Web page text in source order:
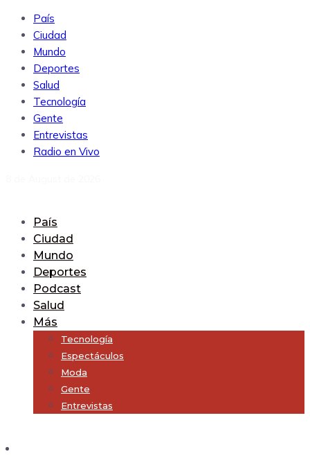
País
Ciudad
Mundo
Deportes
Salud
Tecnología
Gente
Entrevistas
Radio en Vivo
País
Ciudad
Mundo
Deportes
Podcast
Salud
Más
Tecnología
Espectáculos
Moda
Gente
Entrevistas